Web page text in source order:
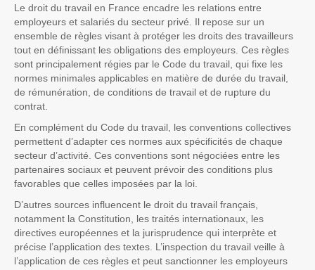
Le droit du travail en France encadre les relations entre
employeurs et salariés du secteur privé. Il repose sur un
ensemble de règles visant à protéger les droits des travailleurs
tout en définissant les obligations des employeurs. Ces règles
sont principalement régies par le Code du travail, qui fixe les
normes minimales applicables en matière de durée du travail,
de rémunération, de conditions de travail et de rupture du
contrat.
En complément du Code du travail, les conventions collectives
permettent d’adapter ces normes aux spécificités de chaque
secteur d’activité. Ces conventions sont négociées entre les
partenaires sociaux et peuvent prévoir des conditions plus
favorables que celles imposées par la loi.
D’autres sources influencent le droit du travail français,
notamment la Constitution, les traités internationaux, les
directives européennes et la jurisprudence qui interprète et
précise l’application des textes. L’inspection du travail veille à
l’application de ces règles et peut sanctionner les employeurs